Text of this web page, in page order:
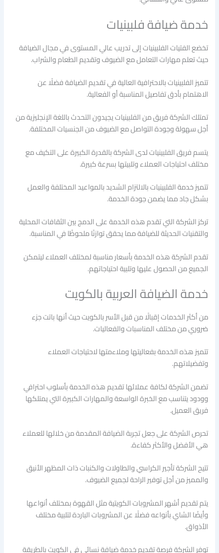
خدمة ضيافة فلبينيات
تخضع الفتيات الفلبينيات إلى تدريب عالي المستوى في مجال الضيافة
حيث تعلم مهارات التعامل مع الضيوف وتقديم الطعام والشراب.
تتميز الفلبينيات بالاحترافية العالية في تقديم الضيافة فضلًا عن
الاهتمام بأدق تفاصيل المناسبة أو الفعالية.
تمتلك الشركة فريق من الفلبينيات يجيدون التحدث باللغة الإنجليزية من
أجل سهولة وجودة التواصل مع الضيوف من الجنسيات المختلفة.
يتسم فريق الفلبينيات لدى الشركة بالقدرة الكبيرة على التكيف مع
مختلف احتياجات العملاء وتلبيتها بسرعة كبيرة.
تتميز خدمة الفلبينيات بالالتزام الشديد بالمواعيد المختلفة والعمل
بشكل جاد مما يضمن جودة الخدمة.
تركز الشركة التي تقدم هذه الخدمة على الدمج بين الثقافات المحلية
والتقنيات الحديثة للضيافة مما يحقق توازنًا ملحوظًا في المناسبة.
تقدم الشركة هذه الخدمة بأسعار مناسبة لمختلف العملاء ليتمكن
الجميع من الحصول عليها وتلبية احتياجاتهم.
خدمة الضيافة العربية بالكويت
من أكثر الخدمات إقبالًا من قبل الأسر بالكويت حيث أنها باتت جزء
ضروري من مختلف المناسبات والفعاليات.
تتميز هذه الخدمة بفعاليتها وملاءمتها لاحتياجات العملاء
وتفضيلاتهم.
تضمن الشركة لكافة عملائها تقديم هذه الخدمة بأسلوب احترافي
وودود يتناسب مع الخبرة الواسعة والمهارات الكبيرة التي يمتلكها
فريق العميل.
تحرص الشركة على جعل تجربة الضيافة المقدمة من خلالها للعملاء
هي الأفضل والأكثر كفاءة.
تتيح الشركة تأجير الكراسي والطاولات والكنبات ذات المظهر الأنيق
والمميز من أجل توفير الراحة لجميع الضيوف.
يتم تقديم أشهر المشروبات الكويتية مثل القهوة بمختلف أنواعها
وأيضًا الشاي بأنواعه فضلًا عن المشروبات الباردة لتلبية مختلف
الأذواق.
توفر الشركة فرصة تقديم خدمة ضيافة نسائي في الكويت بالطريقة